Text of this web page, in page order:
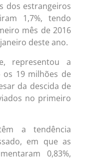
dos estrangeiros
1,7%, tendo
mês de 2016
deste ano.
representou a
19 milhões de
da descida de
no primeiro
a tendência
em que as
0,83%,